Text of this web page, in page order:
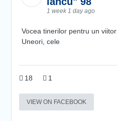
1 week 1 day ago
Vocea tinerilor pentru un
Uneori, cele
18 1
VIEW ON FACEBOOK